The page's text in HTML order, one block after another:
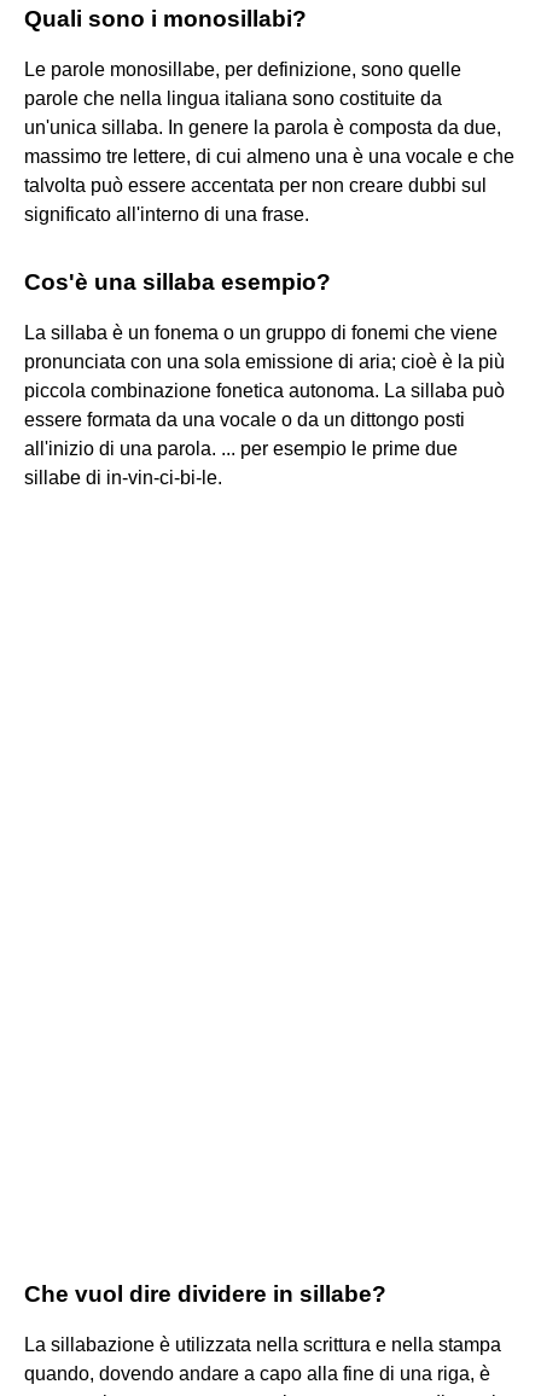
Quali sono i monosillabi?
Le parole monosillabe, per definizione, sono quelle
parole che nella lingua italiana sono costituite da
un'unica sillaba. In genere la parola è composta da due,
massimo tre lettere, di cui almeno una è una vocale e che
talvolta può essere accentata per non creare dubbi sul
significato all'interno di una frase.
Cos'è una sillaba esempio?
La sillaba è un fonema o un gruppo di fonemi che viene
pronunciata con una sola emissione di aria; cioè è la più
piccola combinazione fonetica autonoma. La sillaba può
essere formata da una vocale o da un dittongo posti
all'inizio di una parola. ... per esempio le prime due
sillabe di in-vin-ci-bi-le.
Che vuol dire dividere in sillabe?
La sillabazione è utilizzata nella scrittura e nella stampa
quando, dovendo andare a capo alla fine di una riga, è